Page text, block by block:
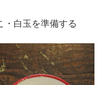
白玉を準備する